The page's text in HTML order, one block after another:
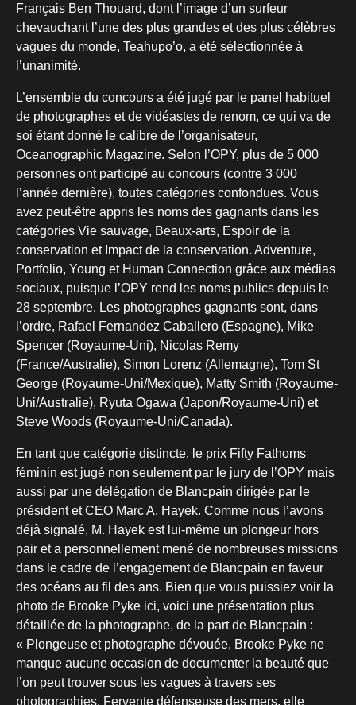
Français Ben Thouard, dont l’image d’un surfeur
chevauchant l’une des plus grandes et des plus célèbres
vagues du monde, Teahupo’o, a été sélectionnée à
l’unanimité.
L’ensemble du concours a été jugé par le panel habituel
de photographes et de vidéastes de renom, ce qui va de
soi étant donné le calibre de l’organisateur,
Oceanographic Magazine. Selon l’OPY, plus de 5 000
personnes ont participé au concours (contre 3 000
l’année dernière), toutes catégories confondues. Vous
avez peut-être appris les noms des gagnants dans les
catégories Vie sauvage, Beaux-arts, Espoir de la
conservation et Impact de la conservation. Adventure,
Portfolio, Young et Human Connection grâce aux médias
sociaux, puisque l’OPY rend les noms publics depuis le
28 septembre. Les photographes gagnants sont, dans
l’ordre, Rafael Fernandez Caballero (Espagne), Mike
Spencer (Royaume-Uni), Nicolas Remy
(France/Australie), Simon Lorenz (Allemagne), Tom St
George (Royaume-Uni/Mexique), Matty Smith (Royaume-
Uni/Australie), Ryuta Ogawa (Japon/Royaume-Uni) et
Steve Woods (Royaume-Uni/Canada).
En tant que catégorie distincte, le prix Fifty Fathoms
féminin est jugé non seulement par le jury de l’OPY mais
aussi par une délégation de Blancpain dirigée par le
président et CEO Marc A. Hayek. Comme nous l’avons
déjà signalé, M. Hayek est lui-même un plongeur hors
pair et a personnellement mené de nombreuses missions
dans le cadre de l’engagement de Blancpain en faveur
des océans au fil des ans. Bien que vous puissiez voir la
photo de Brooke Pyke ici, voici une présentation plus
détaillée de la photographe, de la part de Blancpain :
« Plongeuse et photographe dévouée, Brooke Pyke ne
manque aucune occasion de documenter la beauté que
l’on peut trouver sous les vagues à travers ses
photographies. Fervente défenseuse des mers, elle